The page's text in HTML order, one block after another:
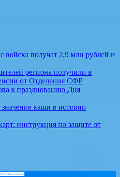
войска получат 2,9 млн рублей и
региона получили в
от Отделения СФР
к празднованию Дня
каши в истории
инструкция по защите от